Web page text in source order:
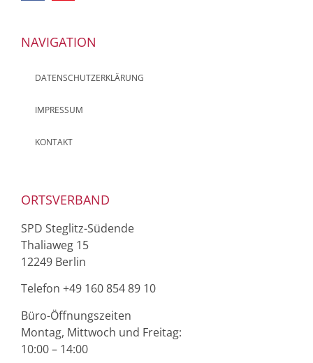
NAVIGATION
DATENSCHUTZERKLÄRUNG
IMPRESSUM
KONTAKT
ORTSVERBAND
SPD Steglitz-Südende
Thaliaweg 15
12249 Berlin
Telefon ‭+49 160 854 89 10‬
Büro-Öffnungszeiten
Montag, Mittwoch und Freitag:
10:00 – 14:00